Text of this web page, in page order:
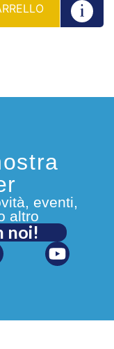
eventi,
altro
noi!